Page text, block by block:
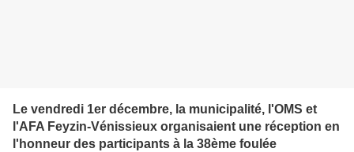
Le vendredi 1er décembre, la municipalité, l'OMS et
l'AFA Feyzin-Vénissieux organisaient une réception en
l'honneur des participants à la 38ème foulée